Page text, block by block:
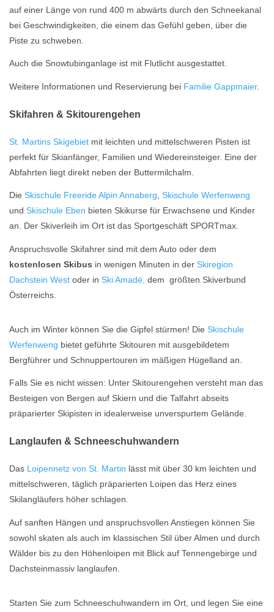
auf einer Länge von rund 400 m abwärts durch den Schneekanal
bei Geschwindigkeiten, die einem das Gefühl geben, über die
Piste zu schweben.
Auch die Snowtubinganlage ist mit Flutlicht ausgestattet.
Weitere Informationen und Reservierung bei Familie Gappmaier.
Skifahren & Skitourengehen
St. Martins Skigebiet mit leichten und mittelschweren Pisten ist
perfekt für Skianfänger, Familien und Wiedereinsteiger. Eine der
Abfahrten liegt direkt neben der Buttermilchalm.
Die Skischule Freeride Alpin Annaberg Skischule Werfenweng
und Skischule Eben bieten Skikurse für Erwachsene und Kinder
an. Der Skiverleih im Ort ist das Sportgeschäft SPORTmax.
Anspruchsvolle Skifahrer sind mit dem Auto oder dem
kostenlosen Skibus in wenigen Minuten in der Skiregion
Dachstein West oder in Ski Amadé, dem größten Skiverbund
Österreichs.
Auch im Winter können Sie die Gipfel stürmen! Die Skischule
Werfenweng bietet geführte Skitouren mit ausgebildetem
Bergführer und Schnuppertouren im mäßigen Hügelland an.
Falls Sie es nicht wissen: Unter Skitourengehen versteht man das
Besteigen von Bergen auf Skiern und die Talfahrt abseits
präparierter Skipisten in idealerweise unverspurtem Gelände.
Langlaufen & Schneeschuhwandern
Das Loipennetz von St. Martin lässt mit über 30 km leichten und
mittelschweren, täglich präparierten Loipen das Herz eines
Skilangläufers höher schlagen.
Auf sanften Hängen und anspruchsvollen Anstiegen können Sie
sowohl skaten als auch im klassischen Stil über Almen und durch
Wälder bis zu den Höhenloipen mit Blick auf Tennengebirge und
Dachsteinmassiv langlaufen.
Starten Sie zum Schneeschuhwandern im Ort, und legen Sie eine